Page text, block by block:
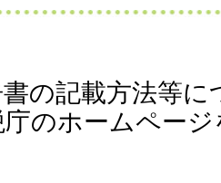
の記載方法等に
のホームペー